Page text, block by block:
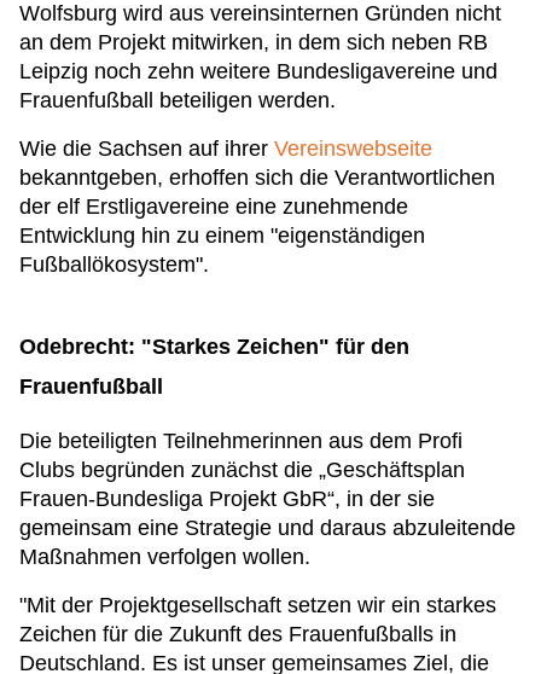
Wolfsburg wird aus vereinsinternen Gründen nicht
an dem Projekt mitwirken, in dem sich neben RB
Leipzig noch zehn weitere Bundesligavereine und
Frauenfußball beteiligen werden.
Wie die Sachsen auf ihrer Vereinswebseite
bekanntgeben, erhoffen sich die Verantwortlichen
der elf Erstligavereine eine zunehmende
Entwicklung hin zu einem "eigenständigen
Fußballökosystem".
Odebrecht: "Starkes Zeichen" für den
Frauenfußball
Die beteiligten Teilnehmerinnen aus dem Profi
Clubs begründen zunächst die „Geschäftsplan
Frauen-Bundesliga Projekt GbR“, in der sie
gemeinsam eine Strategie und daraus abzuleitende
Maßnahmen verfolgen wollen.
"Mit der Projektgesellschaft setzen wir ein starkes
Zeichen für die Zukunft des Frauenfußballs in
Deutschland. Es ist unser gemeinsames Ziel, die